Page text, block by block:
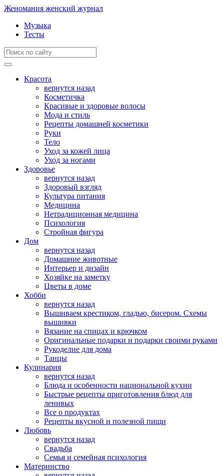
Женомания женский журнал
Музыка
Тесты
Красота
вернутся назад
Косметичка
Красивые и здоровые волосы
Мода и стиль
Рецепты домашней косметики
Руки
Тело
Уход за кожей лица
Уход за ногами
Здоровье
вернутся назад
Здоровый взгляд
Культура питания
Медицина
Нетрадиционная медицина
Психология
Стройная фигура
Дом
вернутся назад
Домашние животные
Интерьер и дизайн
Хозяйке на заметку
Цветы в доме
Хобби
вернутся назад
Вышиваем крестиком, гладью, бисером. Схемы
вышивки
Вязание на спицах и крючком
Оригинальные подарки и подарки своими руками
Рукоделие для дома
Танцы
Кулинария
вернутся назад
Блюда и особенности национальной кухни
Быстрые рецепты приготовления блюд для
ленивых
Все о продуктах
Рецепты вкусной и полезной пищи
Любовь
вернутся назад
Свадьба
Семья и семейная психология
Материнство